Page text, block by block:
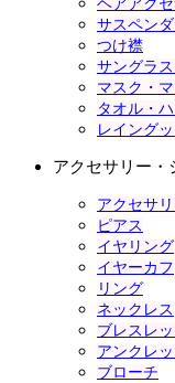
ヘアアク
サスペン
つけ襟
サングラ
マスク・
タオル・
レイング
アクセサリー・
アクセサ
ピアス
イヤリング
イヤーカフ
リング
ネックレス
ブレスレッ
アンクレッ
ブローチ